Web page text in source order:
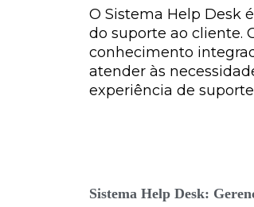
O Sistema Help Desk
do suporte ao cliente.
conhecimento
atender às
experiência de
Sistema Help Desk: